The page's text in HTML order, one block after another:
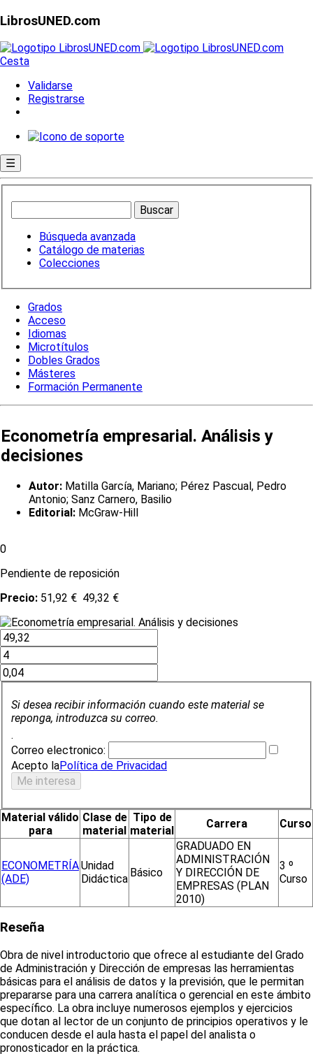
LibrosUNED.com
Cesta
Validarse
Registrarse
☰
Búsqueda avanzada
Catálogo de materias
Colecciones
Grados
Acceso
Idiomas
Microtítulos
Dobles Grados
Másteres
Formación Permanente
Econometría empresarial. Análisis y
decisiones
Autor: Matilla García, Mariano; Pérez Pascual, Pedro
Antonio; Sanz Carnero, Basilio
Editorial: McGraw-Hill
0
Pendiente de reposición
Precio: 51,92 € 49,32 €
Si desea recibir información cuando este material se
reponga, introduzca su correo.
.
Correo electronico:
Acepto laPolítica de Privacidad
Material válido
para
Clase de
material
Tipo de
material
Carrera Curso
ECONOMETRÍA
(ADE)
Unidad
Didáctica Básico
GRADUADO EN
ADMINISTRACIÓN
Y DIRECCIÓN DE
EMPRESAS (PLAN
2010)
3 º
Curso
Reseña
Obra de nivel introductorio que ofrece al estudiante del Grado
de Administración y Dirección de empresas las herramientas
básicas para el análisis de datos y la previsión, que le permitan
prepararse para una carrera analítica o gerencial en este ámbito
específico. La obra incluye numerosos ejemplos y ejercicios
que dotan al lector de un conjunto de principios operativos y le
conducen desde el aula hasta el papel del analista o
pronosticador en la práctica.